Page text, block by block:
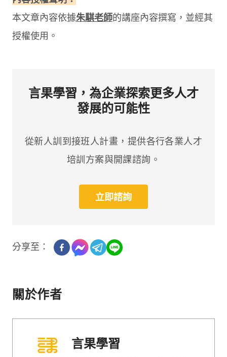
本文章內容依據朱騏老師的講座內容撰寫，並經其
授權使用。
言果學習，為企業探索更多人才
發展的可能性
從新人訓到接班人計畫，提供各行各業人才
培訓方案與開課諮詢。
立即諮詢
分享至：
關於作者
言果學習